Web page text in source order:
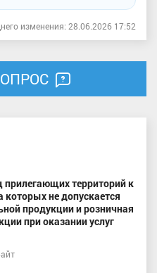
изменения: 28.06.2026 17:52
территорий к
не допускается
продукции и розничная
при оказании услуг